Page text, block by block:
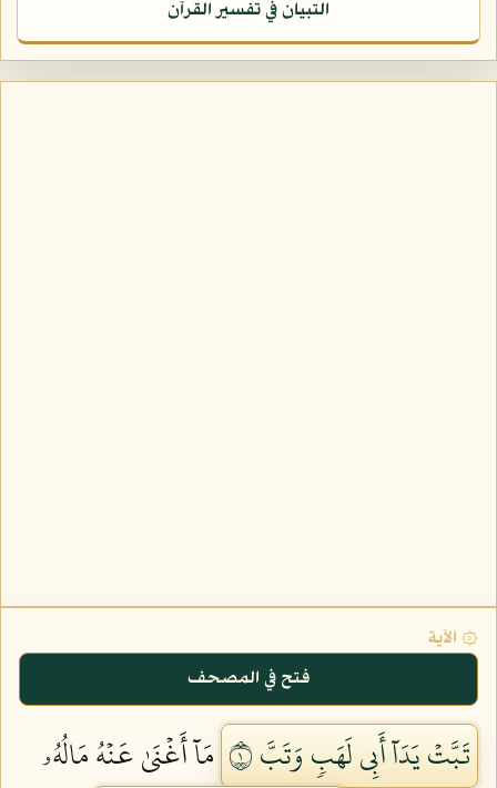
التبيان في تفسير القرآن
۞ الآية
فتح في المصحف
تَبَّتۡ يَدَآ أَبِي لَهَبٖ وَتَبَّ ١
مَآ أَغۡنَىٰ عَنۡهُ مَالُهُۥ